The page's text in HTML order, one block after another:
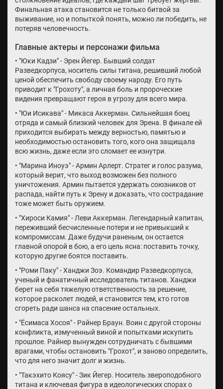
Финальная атака становится не только битвой за
выживание, но и попыткой понять, можно ли победить, не
потеряв человечность.
Главные актеры и персонажи фильма
• "Юки Кадзи" - Эрен Йегер. Бывший солдат
Разведкорпуса, носитель силы титана, решивший любой
ценой обеспечить свободу своему народу. Его путь
приводит к "Грохоту", а личная боль и пророческие
видения превращают героя в угрозу для всего мира.
• "Юи Исикава" - Микаса Аккерман. Сильнейшая боец
отряда и самый близкий человек для Эрена. В финале ей
приходится выбирать между верностью, памятью и
необходимостью остановить того, кого она защищала
всю жизнь, даже если это сломает ее изнутри.
• "Марина Иноуэ" - Армин Арлерт. Стратег и голос разума,
который верит, что выход возможен без полного
уничтожения. Армин пытается удержать союзников от
распада, найти путь к Эрену и доказать, что сострадание
тоже может быть оружием.
• "Хироси Камия" - Леви Аккерман. Легендарный капитан,
переживший бесчисленные потери и не привыкший к
компромиссам. Даже будучи раненым, он остается
главной опорой в бою, а его цель ясна: поставить точку,
которую другие боятся поставить.
• "Роми Паку" - Ханджи Зоэ. Командир Разведкорпуса,
ученый и фанатичный исследователь титанов. Ханджи
берет на себя тяжелую ответственность за решение,
которое расколет людей, и становится тем, кто готов
сгореть ради шанса на спасение остальных.
• "Ёсимаса Хосоя" - Райнер Браун. Воин с другой стороны
конфликта, измученный виной и попытками искупить
прошлое. Райнер вынужден сотрудничать с бывшими
врагами, чтобы остановить "Грохот", и заново определить,
что для него значит долг и жизнь.
• "Такэхито Коясу" - Зик Йегер. Носитель звероподобного
титана и ключевая фигура в идеологических спорах о